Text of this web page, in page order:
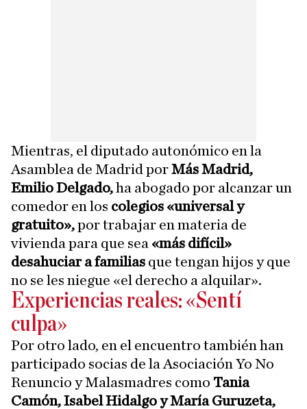
Mientras, el diputado autonómico en la
Asamblea de Madrid porMás Madrid,
Emilio Delgado,ha abogado por alcanzar un
comedor en los colegios «universal y
gratuito»,por trabajar en materia de
vivienda para que sea «más difícil»
desahuciar a familias que tengan hijos y que
no se les niegue «el derecho a alquilar».
Experiencias reales: «Sentí
culpa»
Por otro lado, en el encuentro también han
participado socias de la Asociación Yo No
Renuncio y Malasmadres como Tania
Camón, Isabel Hidalgo y María Guruzeta,